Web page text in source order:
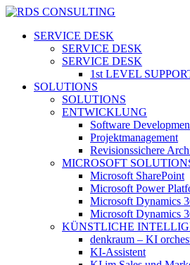
Skip
main
search
Menu
SERVICE DESK
SERVICE DESK
SERVICE DESK
1st LEVEL
SOLUTIONS
SOLUTIONS
ENTWICKLUNG
Software
Projektmanagement
Revisionssichere
MICROSOFT
Microsoft SharePoint
Microsoft Power
Microsoft Dynamics
Microsoft Dynamics
KÜNSTLICHE
denkraum – KI
KI-Assistent